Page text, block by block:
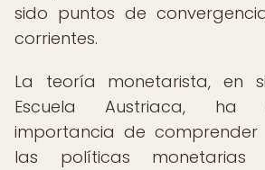
sido puntos de
corrientes.
La teoría monetarista, en
Escuela Austriaca, ha
importancia de
las políticas